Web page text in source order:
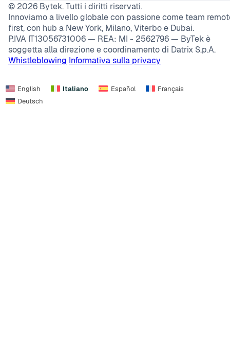
© 2026 Bytek. Tutti i diritti riservati.
Innoviamo a livello globale con passione come team
first, con hub a New York, Milano, Viterbo e Dubai.
P.IVA IT13056731006 — REA: MI - 2562796 — ByTek è
soggetta alla direzione e coordinamento di Datrix S.p.A.
Whistleblowing Informativa sulla privacy
English Italiano Español
Français
Deutsch